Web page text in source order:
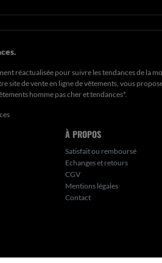
réactualisée pour suivre les tendances de la
de vente en ligne de vêtements, vous
homme pas cher et tendances*.
À PROPOS
Satisfait ou remboursé
Echanges et retours
CGV
Mentions légales
Contact